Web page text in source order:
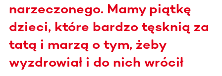
narzeczonego. Mamy piątkę
dzieci, które bardzo tęsknią za
tatą i marzą o tym, żeby
wyzdrowiał i do nich wrócił